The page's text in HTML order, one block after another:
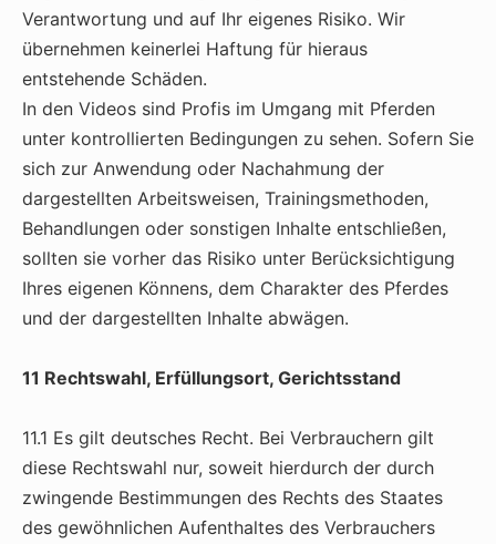
Verantwortung und auf Ihr eigenes Risiko. Wir
übernehmen keinerlei Haftung für hieraus
entstehende Schäden.
In den Videos sind Profis im Umgang mit Pferden
unter kontrollierten Bedingungen zu sehen. Sofern Sie
sich zur Anwendung oder Nachahmung der
dargestellten Arbeitsweisen, Trainingsmethoden,
Behandlungen oder sonstigen Inhalte entschließen,
sollten sie vorher das Risiko unter Berücksichtigung
Ihres eigenen Könnens, dem Charakter des Pferdes
und der dargestellten Inhalte abwägen.
11 Rechtswahl, Erfüllungsort, Gerichtsstand
11.1 Es gilt deutsches Recht. Bei Verbrauchern gilt
diese Rechtswahl nur, soweit hierdurch der durch
zwingende Bestimmungen des Rechts des Staates
des gewöhnlichen Aufenthaltes des Verbrauchers